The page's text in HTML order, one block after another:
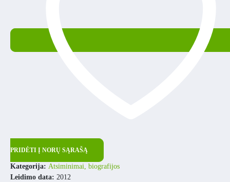
PRIDĖTI Į NORŲ SĄRAŠĄ
Kategorija: Atsiminimai, biografijos
Leidimo data: 2012